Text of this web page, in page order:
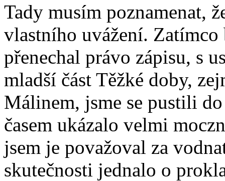
Tady musím poznamenat,
vlastního uvážení.
přenechal právo zápisu, s
mladší část Těžké doby,
Málinem, jsme se pustili
časem ukázalo velmi
jsem je považoval za
skutečnosti jednalo o